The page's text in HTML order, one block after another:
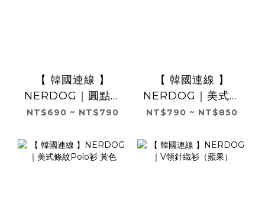
【 韓國連線 】
NERDOG｜圓點羊
毛背心-黑色
NT$690 ~ NT$790
【 韓國連線 】
NERDOG｜美式條
紋Polo衫 藍色
NT$790 ~ NT$850